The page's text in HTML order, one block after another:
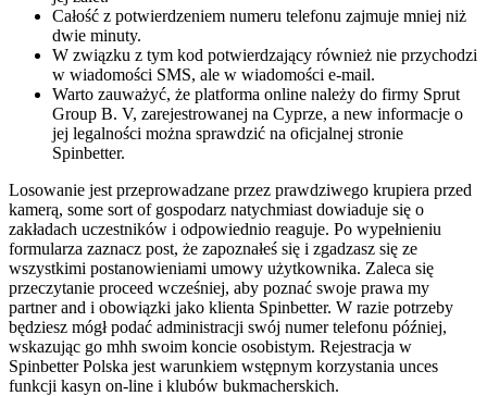
Całość z potwierdzeniem numeru telefonu zajmuje mniej niż
dwie minuty.
W związku z tym kod potwierdzający również nie przychodzi
w wiadomości SMS, ale w wiadomości e-mail.
Warto zauważyć, że platforma online należy do firmy Sprut
Group B. V, zarejestrowanej na Cyprze, a new informacje o
jej legalności można sprawdzić na oficjalnej stronie
Spinbetter.
Losowanie jest przeprowadzane przez prawdziwego krupiera przed
kamerą, some sort of gospodarz natychmiast dowiaduje się o
zakładach uczestników i odpowiednio reaguje. Po wypełnieniu
formularza zaznacz post, że zapoznałeś się i zgadzasz się ze
wszystkimi postanowieniami umowy użytkownika. Zaleca się
przeczytanie proceed wcześniej, aby poznać swoje prawa my
partner and i obowiązki jako klienta Spinbetter. W razie potrzeby
będziesz mógł podać administracji swój numer telefonu później,
wskazując go mhh swoim koncie osobistym. Rejestracja w
Spinbetter Polska jest warunkiem wstępnym korzystania unces
funkcji kasyn on-line i klubów bukmacherskich.